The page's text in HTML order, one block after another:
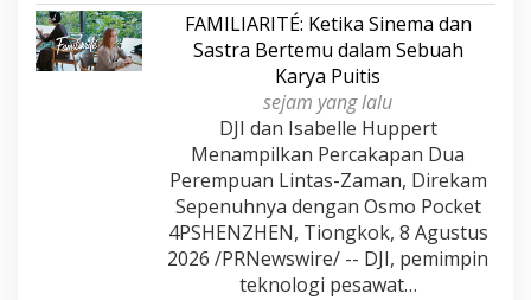
FAMILIARITÉ: Ketika Sinema dan
Sastra Bertemu dalam Sebuah
Karya Puitis
sejam yang lalu
DJI dan Isabelle Huppert
Menampilkan Percakapan Dua
Perempuan Lintas-Zaman, Direkam
Sepenuhnya dengan Osmo Pocket
4PSHENZHEN, Tiongkok, 8 Agustus
2026 /PRNewswire/ -- DJI, pemimpin
teknologi pesawat…